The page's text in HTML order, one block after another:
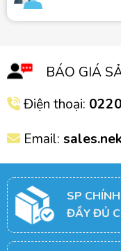
BÁO GIÁ
Điện thoại:
Email:
SP
ĐẦY ĐỦ